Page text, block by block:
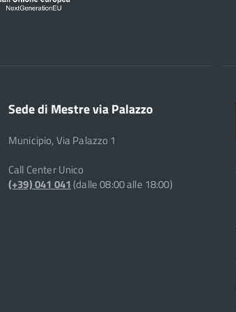
Sede di Mestre via Palazzo
Municipio, Via Palazzo 1
Call Center Unico
(+39) 041 041(dalle 08:00 alle 18:00)